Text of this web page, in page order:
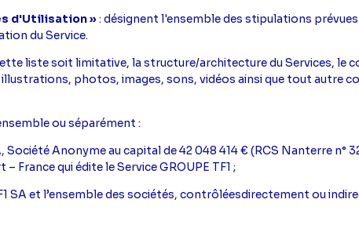
d'Utilisation »: désignent l'ensemble des stipulations
du Service.
liste soit limitative, la structure/architecture du Services, le
photos, images, sons, vidéos ainsi que tout autre
ou séparément :
Société Anonyme au capital de 42 048 414 € (RCS Nanterre n°
France qui édite le Service GROUPE TF1 ;
SA et l’ensemble des sociétés, contrôléesdirectement ou